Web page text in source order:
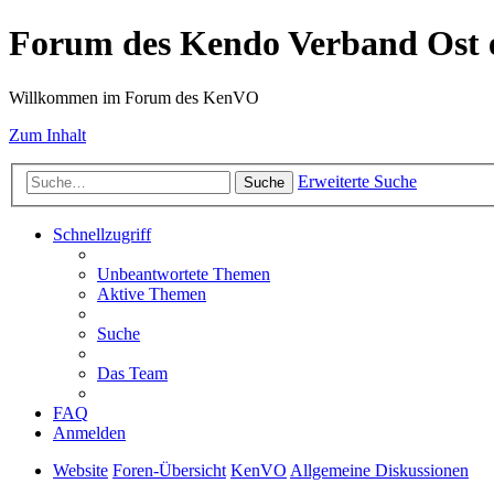
Forum des Kendo Verband Ost
Willkommen im Forum des KenVO
Zum Inhalt
Suche Erweiterte Suche
Schnellzugriff
Unbeantwortete Themen
Aktive Themen
Suche
Das Team
FAQ
Anmelden
Website Foren-Übersicht KenVO Allgemeine Diskussionen